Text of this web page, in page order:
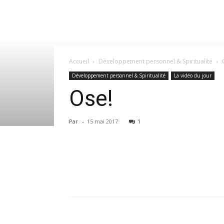
Accueil Développement personnel & Spiritualité
Développement personnel & Spiritualité La vidéo du jour
Ose!
Par - 15 mai 2017 1